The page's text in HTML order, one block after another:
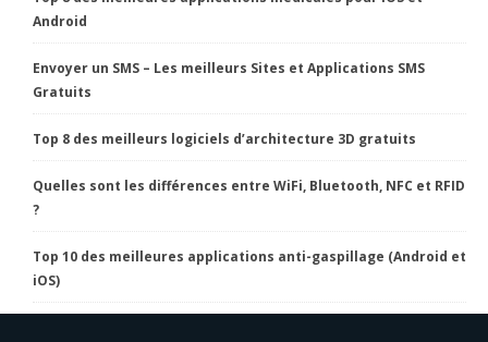
Android
Envoyer un SMS – Les meilleurs Sites et Applications SMS
Gratuits
Top 8 des meilleurs logiciels d’architecture 3D gratuits
Quelles sont les différences entre WiFi, Bluetooth, NFC et RFID
?
Top 10 des meilleures applications anti-gaspillage (Android et
iOS)